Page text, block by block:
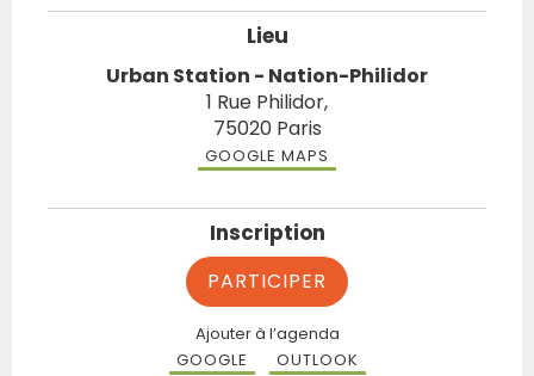
Lieu
Urban Station - Nation-Philidor
1 Rue Philidor,
75020 Paris
GOOGLE MAPS
Inscription
PARTICIPER
Ajouter à l’agenda
GOOGLE
OUTLOOK